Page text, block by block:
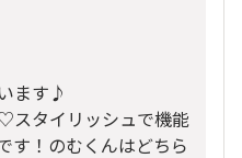
ます♪
スタイリッシュで機能
す！のむくんはどちら